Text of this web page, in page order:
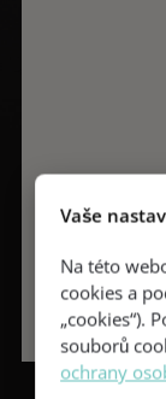
Vaše
Na této
cookies a
„cookies“).
souborů
ochrany